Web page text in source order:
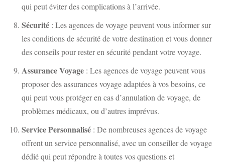
qui peut éviter des complications à l’arrivée.
Sécurité : Les agences de voyage peuvent vous informer sur
les conditions de sécurité de votre destination et vous donner
des conseils pour rester en sécurité pendant votre voyage.
Assurance Voyage : Les agences de voyage peuvent vous
proposer des assurances voyage adaptées à vos besoins, ce
qui peut vous protéger en cas d’annulation de voyage, de
problèmes médicaux, ou d’autres imprévus.
Service Personnalisé : De nombreuses agences de voyage
offrent un service personnalisé, avec un conseiller de voyage
dédié qui peut répondre à toutes vos questions et